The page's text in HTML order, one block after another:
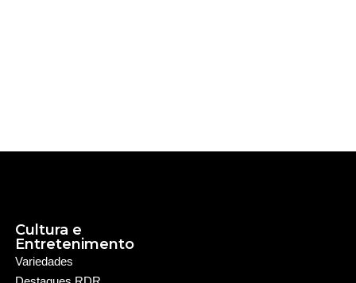
Cultura e
Entretenimento
Variedades